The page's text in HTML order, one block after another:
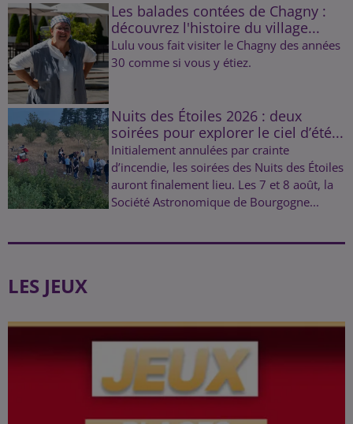
Les balades contées de Chagny :
découvrez l'histoire du village...
Lulu vous fait visiter le Chagny des années
30 comme si vous y étiez.
Nuits des Étoiles 2026 : deux
soirées pour explorer le ciel d’été...
Initialement annulées par crainte
d’incendie, les soirées des Nuits des Étoiles
auront finalement lieu. Les 7 et 8 août, la
Société Astronomique de Bourgogne...
LES JEUX